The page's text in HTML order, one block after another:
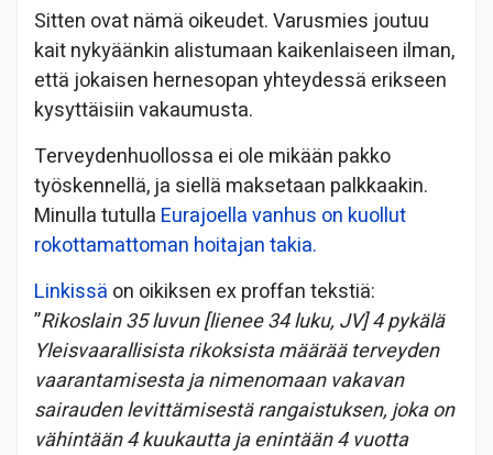
Sitten ovat nämä oikeudet. Varusmies joutuu
kait nykyäänkin alistumaan kaikenlaiseen ilman,
että jokaisen hernesopan yhteydessä erikseen
kysyttäisiin vakaumusta.
Terveydenhuollossa ei ole mikään pakko
työskennellä, ja siellä maksetaan palkkaakin.
Minulla tutulla Eurajoella vanhus on kuollut
rokottamattoman hoitajan takia.
Linkissä on oikiksen ex proffan tekstiä:
”Rikoslain 35 luvun [lienee 34 luku, JV] 4 pykälä
Yleisvaarallisista rikoksista määrää terveyden
vaarantamisesta ja nimenomaan vakavan
sairauden levittämisestä rangaistuksen, joka on
vähintään 4 kuukautta ja enintään 4 vuotta